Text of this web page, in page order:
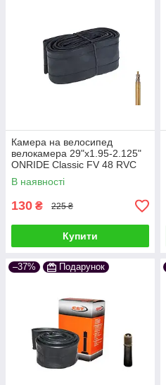
Камера на велосипед
велокамера 29"x1.95-2.125"
ONRIDE Classic FV 48 RVC
OEM
В наявності
130 ₴ 225 ₴
Купити
–37% Подарунок